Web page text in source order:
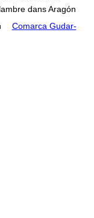
dans Aragón
Comarca Gudar-